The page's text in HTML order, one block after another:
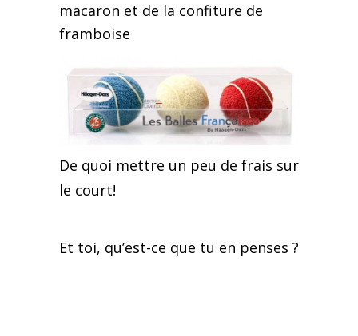
macaron et de la confiture de
framboise
De quoi mettre un peu de frais sur
le court!
Et toi, qu’est-ce que tu en penses ?